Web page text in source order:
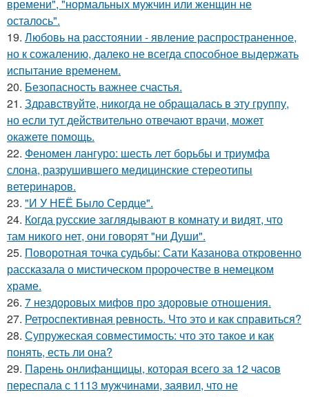
времени", "нормальных мужчин или женщин не
осталось".
19. Любовь нa pacстоянии - явление распространенное,
но к сожалению, далеко не всегда способное выдержать
испытание временем.
20. Безопасность важнее счастья.
21. Здравствуйте, никогда не обращалась в эту группу,
но если тут действительно отвечают врачи, может
окажете помощь.
22. Феномен лангуро: шесть лет борьбы и триумфа
слона, разрушившего медицинские стереотипы
ветеринаров.
23. "И У НЕЁ Было Сердце".
24. Когда русские заглядывают в комнату и видят, что
там никого нет, они говорят "ни Души".
25. Поворотная точка судьбы: Сати Казанова откровенно
рассказала о мистическом пророчестве в немецком
храме.
26. 7 нездоровых мифов про здоровые отношения.
27. Ретроспективная ревность. Что это и как справиться?
28. Супружеская совместимость: что это такое и как
понять, есть ли она?
29. Парень онлифанщицы, которая всего за 12 часов
переспала с 1113 мужчинами, заявил, что не